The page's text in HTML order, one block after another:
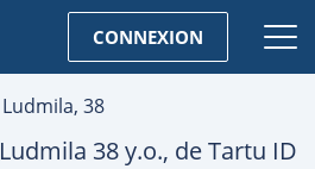
CONNEXION
Ludmila, 38
Ludmila 38y.o., deTartu ID